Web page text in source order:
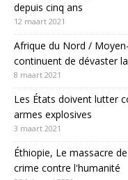
depuis cinq ans
12 maart 2021
Afrique du Nord /
continuent de dévaster
8 maart 2021
Les États doivent lutter
armes explosives
3 maart 2021
Éthiopie, Le massacre
crime contre l'humanité